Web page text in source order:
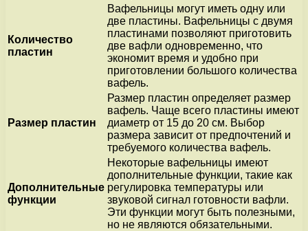
Количество
пластин
Вафельницы могут иметь одну или
две пластины. Вафельницы с двумя
пластинами позволяют приготовить
две вафли одновременно, что
экономит время и удобно при
приготовлении большого количества
вафель.
Размер пластин
Размер пластин определяет размер
вафель. Чаще всего пластины имеют
диаметр от 15 до 20 см. Выбор
размера зависит от предпочтений и
требуемого количества вафель.
Дополнительные
функции
Некоторые вафельницы имеют
дополнительные функции, такие как
регулировка температуры или
звуковой сигнал готовности вафли.
Эти функции могут быть полезными,
но не являются обязательными.